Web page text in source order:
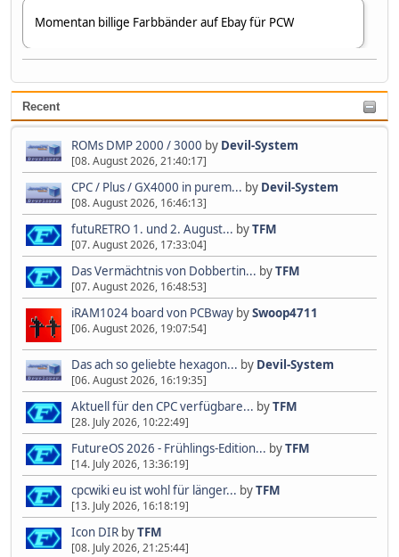
Momentan billige Farbbänder auf Ebay für PCW
2023-07-09, 10:37:40
Zweiter 👋😂🤣
Recent
ROMs DMP 2000 / 3000 by Devil-System
[08. August 2026, 21:40:17]
CPC / Plus / GX4000 in purem... by Devil-System
[08. August 2026, 16:46:13]
futuRETRO 1. und 2. August... byTFM
[07. August 2026, 17:33:04]
Das Vermächtnis von Dobbertin... byTFM
[07. August 2026, 16:48:53]
iRAM1024 board von PCBway bySwoop4711
[06. August 2026, 19:07:54]
Das ach so geliebte hexagon... by Devil-System
[06. August 2026, 16:19:35]
Aktuell für den CPC verfügbare... byTFM
[28. July 2026, 10:22:49]
FutureOS 2026 - Frühlings-Edition... byTFM
[14. July 2026, 13:36:19]
cpcwiki eu ist wohl für länger... byTFM
[13. July 2026, 16:18:19]
Icon DIR byTFM
[08. July 2026, 21:25:44]